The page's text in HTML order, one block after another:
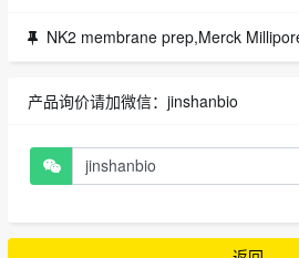
NK2 membrane prep,Merck Millipore,1 mL
产品询价请加微信：jinshanbio